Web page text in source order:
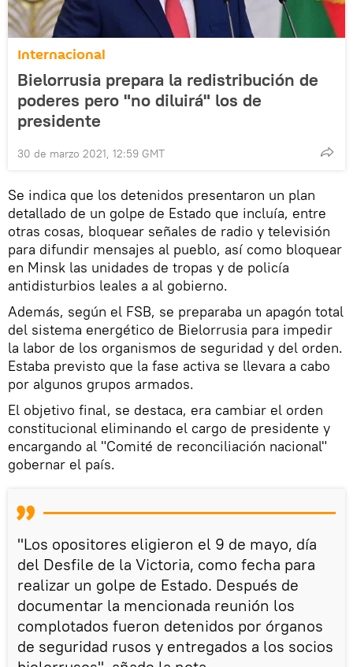
Internacional
Bielorrusia prepara la redistribución de
poderes pero "no diluirá" los de
presidente
30 de marzo 2021, 12:59 GMT
Se indica que los detenidos presentaron un plan
detallado de un golpe de Estado que incluía, entre
otras cosas, bloquear señales de radio y televisión
para difundir mensajes al pueblo, así como bloquear
en Minsk las unidades de tropas y de policía
antidisturbios leales a al gobierno.
Además, según el FSB, se preparaba un apagón total
del sistema energético de Bielorrusia para impedir
la labor de los organismos de seguridad y del orden.
Estaba previsto que la fase activa se llevara a cabo
por algunos grupos armados.
El objetivo final, se destaca, era cambiar el orden
constitucional eliminando el cargo de presidente y
encargando al "Comité de reconciliación nacional"
gobernar el país.
"Los opositores eligieron el 9 de mayo, día
del Desfile de la Victoria, como fecha para
realizar un golpe de Estado. Después de
documentar la mencionada reunión los
complotados fueron detenidos por órganos
de seguridad rusos y entregados a los socios